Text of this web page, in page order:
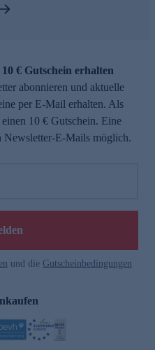
€ Gutschein erhalten
abonnieren und aktuelle
per E-Mail erhalten. Als
10 € Gutschein. Eine
Newsletter-E-Mails möglich.
und die Gutscheinbedingungen